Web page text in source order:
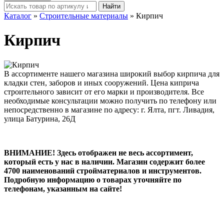
Найти
Каталог » Строительные материалы » Кирпич
Кирпич
В ассортименте нашего магазина широкий выбор кирпича для
кладки стен, заборов и иных сооружений. Цена киприча
строительного зависит от его марки и производителя. Все
необходимые консультации можно получить по телефону или
непосредственно в магазине по адресу: г. Ялта, пгт. Ливадия,
улица Батурина, 26Д
ВНИМАНИЕ! Здесь отображен не весь ассортимент,
который есть у нас в наличии. Магазин содержит более
4700 наименований стройматериалов и инструментов.
Подробную информацию о товарах уточняйте по
телефонам, указанным на сайте!